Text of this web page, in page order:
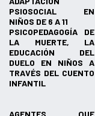
PSIOSOCIAL EN
NIÑOS DE 6 A 11
PSICOPEDAGOGÍA DE
LA MUERTE, LA
EDUCACIÓN DEL
DUELO EN NIÑOS A
TRAVÉS DEL CUENTO
INFANTIL
AGENTES QUE